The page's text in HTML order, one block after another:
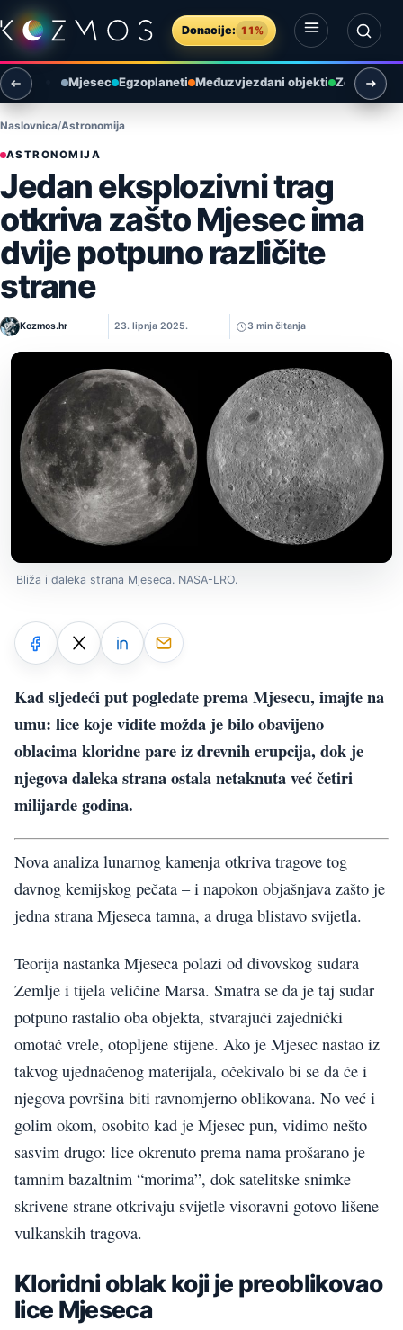
Preskoči na sadržaj
Donacije: 11%
Otvori izbornik
Otvori pretragu
Mjesec Egzoplaneti Međuzvjezdani objekti Zemlja i
Naslovnica Astronomija
ASTRONOMIJA
Jedan eksplozivni trag
otkriva zašto Mjesec ima
dvije potpuno različite
strane
Kozmos.hr 23. lipnja 2025. 3 min čitanja
Bliža i daleka strana Mjeseca. NASA-LRO.
Kad sljedeći put pogledate prema Mjesecu, imajte na
umu: lice koje vidite možda je bilo obavijeno
oblacima kloridne pare iz drevnih erupcija, dok je
njegova daleka strana ostala netaknuta već četiri
milijarde godina.
Nova analiza lunarnog kamenja otkriva tragove tog
davnog kemijskog pečata – i napokon objašnjava zašto je
jedna strana Mjeseca tamna, a druga blistavo svijetla.
Teorija nastanka Mjeseca polazi od divovskog sudara
Zemlje i tijela veličine Marsa. Smatra se da je taj sudar
potpuno rastalio oba objekta, stvarajući zajednički
omotač vrele, otopljene stijene. Ako je Mjesec nastao iz
takvog ujednačenog materijala, očekivalo bi se da će i
njegova površina biti ravnomjerno oblikovana. No već i
golim okom, osobito kad je Mjesec pun, vidimo nešto
sasvim drugo: lice okrenuto prema nama prošarano je
tamnim bazaltnim “morima”, dok satelitske snimke
skrivene strane otkrivaju svijetle visoravni gotovo lišene
vulkanskih tragova.
Kloridni oblak koji je preoblikovao
lice Mjeseca